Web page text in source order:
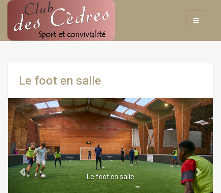
Le foot en salle
Le foot en salle
Previous Next